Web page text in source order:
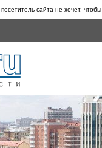
сайта не хочет,